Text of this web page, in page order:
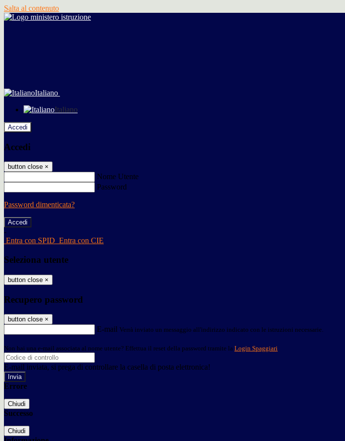
Salta al contenuto
Italiano
Italiano
Accedi
Accedi
button close ×
Nome Utente
Password
Password dimenticata?
-
Entra con SPID Entra con CIE
Seleziona utente
button close ×
Recupero password
button close ×
E-mail Verrà inviato un messaggio all'indirizzo indicato con le istruzioni necessarie.
Non hai una e-mail associata al nome utente? Effettua il reset della password tramite la Login Spaggiari
E-mail inviata, si prega di controllare la casella di posta elettronica!
Errore
Chiudi
Successo
Chiudi